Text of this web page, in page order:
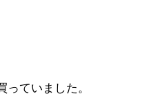
ていました。